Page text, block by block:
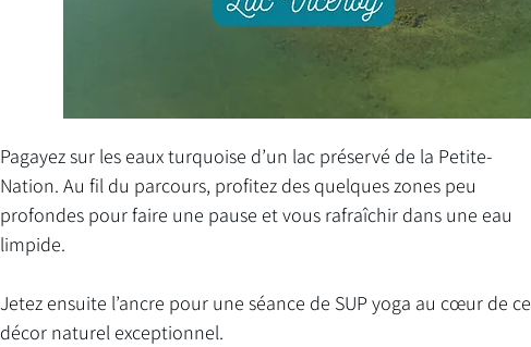
Pagayez sur les eaux turquoise d’un lac préservé de la Petite-
Nation. Au fil du parcours, profitez des quelques zones peu
profondes pour faire une pause et vous rafraîchir dans une eau
limpide.
Jetez ensuite l’ancre pour une séance de SUP yoga au cœur de ce
décor naturel exceptionnel.